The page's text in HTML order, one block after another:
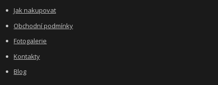
Jak nakupovat
Obchodní podmínky
Fotogalerie
Kontakty
Blog